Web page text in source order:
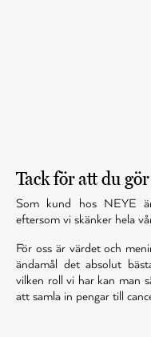
Tack för att du
Som kund hos NEYE
eftersom vi skänker hela
För oss är värdet och
ändamål det absolut
vilken roll vi har kan man
att samla in pengar till